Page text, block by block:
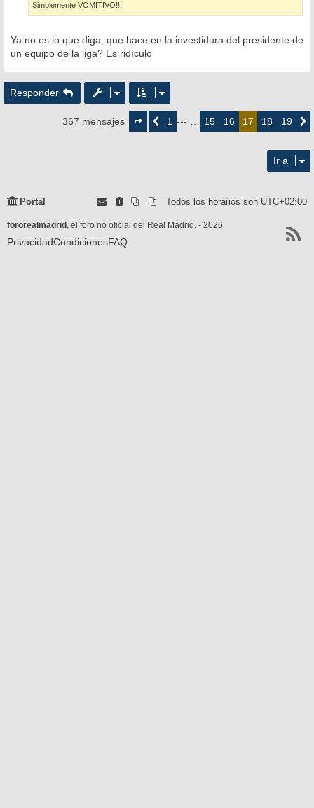
Simplemente VOMITIVO!!!!
Ya no es lo que diga, que hace en la investidura del presidente de
un equipo de la liga? Es ridículo
Responder
367 mensajes
Página
17
deAnterior
1 --- … 15 16 17 18 19
Ir a
Portal Todos los horarios son UTC+02:00
fororealmadrid , el foro no oficial del Real Madrid. - 2026
PrivacidadCondicionesFAQ